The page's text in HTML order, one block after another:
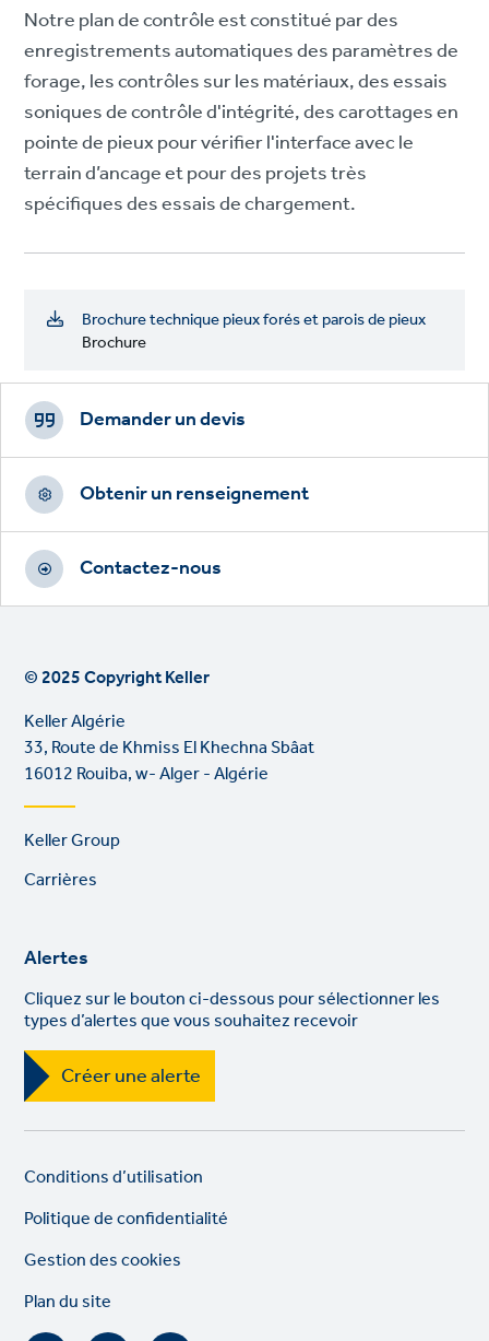
Notre plan de contrôle est constitué par des
enregistrements automatiques des paramètres de
forage, les contrôles sur les matériaux, des essais
soniques de contrôle d'intégrité, des carottages en
pointe de pieux pour vérifier l'interface avec le
terrain d’ancage et pour des projets très
spécifiques des essais de chargement.
Brochure technique pieux forés et parois de pieux
Brochure
Footer
CTAs
Demander un devis
Obtenir un renseignement
Contactez-nous
© 2025 Copyright Keller
Keller Algérie
33, Route de Khmiss El Khechna Sbâat
16012 Rouiba, w- Alger - Algérie
Footer
links
Keller Group
Carrières
Alertes
Cliquez sur le bouton ci-dessous pour sélectionner les
types d’alertes que vous souhaitez recevoir
Créer une alerte
Legal
Conditions d’utilisation
Politique de confidentialité
Gestion des cookies
Plan du site